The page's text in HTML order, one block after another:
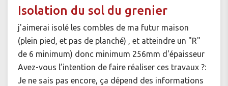
Isolation du sol du grenier
j'aimerai isolé les combles de ma futur maison
(plein pied, et pas de planché) , et atteindre un "R"
de 6 minimum) donc minimum 256mm d'épaisseur
Avez-vous l’intention de faire réaliser ces travaux ?:
Je ne sais pas encore, ça dépend des informations